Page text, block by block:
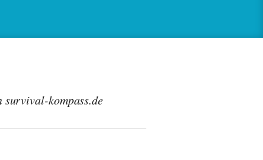
survival-kompass.de